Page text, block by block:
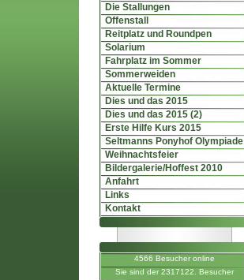
Die Stallungen
Offenstall
Reitplatz und Roundpen
Solarium
Fahrplatz im Sommer
Sommerweiden
Aktuelle Termine
Dies und das 2015
Dies und das 2015 (2)
Erste Hilfe Kurs 2015
Seltmanns Ponyhof Olympiade
Weihnachtsfeier
Bildergalerie/Hoffest 2010
Anfahrt
Links
Kontakt
4566 Besucher online
Sie sind der 2317122. Besucher